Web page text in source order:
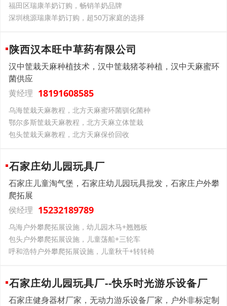
福田区瑞康羊奶订购，畅销羊奶品牌
深圳桃源瑞康羊奶订购，超50万家庭的选择
陕西汉本旺中草药有限公司
汉中筐栽天麻种植技术，汉中筐栽猪苓种植，汉中天麻蜜环
菌供应
黄经理 18191608585
乌海筐栽天麻教程，北方天麻蜜环菌驯化菌种
鄂尔多斯筐栽天麻教程，北方天麻立体筐栽
包头筐栽天麻教程，北方天麻保价回收
石家庄幼儿园玩具厂
石家庄儿童淘气堡，石家庄幼儿园玩具批发，石家庄户外攀
爬拓展
侯经理 15232189789
乌海户外攀爬拓展设施，幼儿园木马+翘翘板
包头户外攀爬拓展设施，儿童荡船+三轮车
呼和浩特户外攀爬拓展设施，儿童秋千+转转椅
石家庄幼儿园玩具厂--快乐时光游乐设备厂
石家庄健身器材厂家，无动力游乐设备厂家，户外非标定制